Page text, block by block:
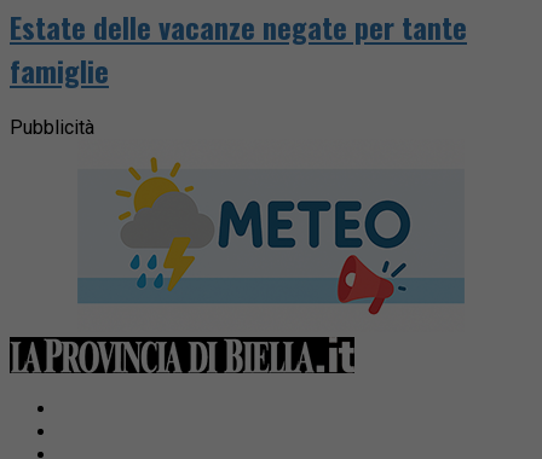
Estate delle vacanze negate per tante
famiglie
Pubblicità